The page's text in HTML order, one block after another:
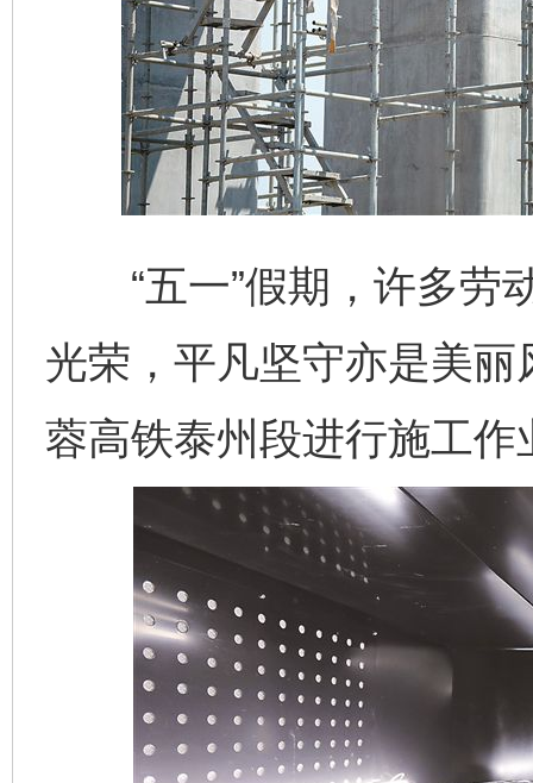
“五一”假期，许多劳
光荣，平凡坚守亦是美
蓉高铁泰州段进行施工